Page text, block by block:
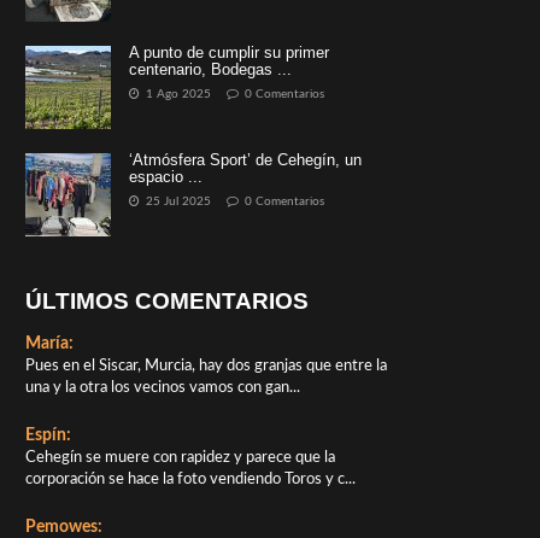
A punto de cumplir su primer
centenario, Bodegas ...
1 Ago 2025 0 Comentarios
‘Atmósfera Sport’ de Cehegín, un
espacio ...
25 Jul 2025 0 Comentarios
ÚLTIMOS COMENTARIOS
María:
Pues en el Siscar, Murcia, hay dos granjas que entre la
una y la otra los vecinos vamos con gan...
Espín:
Cehegín se muere con rapidez y parece que la
corporación se hace la foto vendiendo Toros y c...
Pemowes: